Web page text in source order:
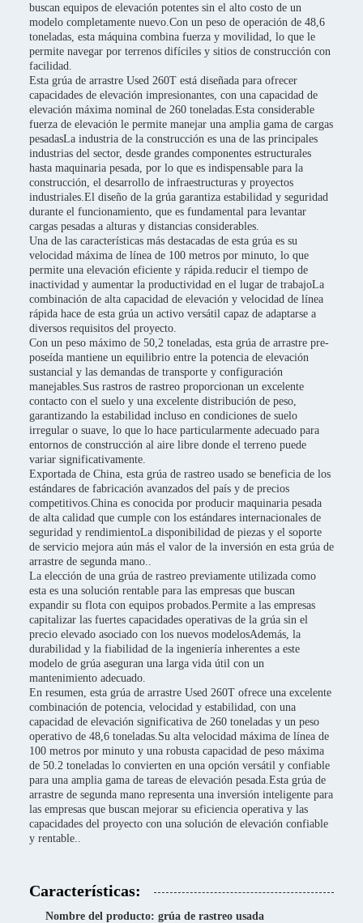
buscan equipos de elevación potentes sin el alto costo de un
modelo completamente nuevo.Con un peso de operación de 48,6
toneladas, esta máquina combina fuerza y movilidad, lo que le
permite navegar por terrenos difíciles y sitios de construcción con
facilidad.
Esta grúa de arrastre Used 260T está diseñada para ofrecer
capacidades de elevación impresionantes, con una capacidad de
elevación máxima nominal de 260 toneladas.Esta considerable
fuerza de elevación le permite manejar una amplia gama de cargas
pesadasLa industria de la construcción es una de las principales
industrias del sector, desde grandes componentes estructurales
hasta maquinaria pesada, por lo que es indispensable para la
construcción, el desarrollo de infraestructuras y proyectos
industriales.El diseño de la grúa garantiza estabilidad y seguridad
durante el funcionamiento, que es fundamental para levantar
cargas pesadas a alturas y distancias considerables.
Una de las características más destacadas de esta grúa es su
velocidad máxima de línea de 100 metros por minuto, lo que
permite una elevación eficiente y rápida.reducir el tiempo de
inactividad y aumentar la productividad en el lugar de trabajoLa
combinación de alta capacidad de elevación y velocidad de línea
rápida hace de esta grúa un activo versátil capaz de adaptarse a
diversos requisitos del proyecto.
Con un peso máximo de 50,2 toneladas, esta grúa de arrastre pre-
poseída mantiene un equilibrio entre la potencia de elevación
sustancial y las demandas de transporte y configuración
manejables.Sus rastros de rastreo proporcionan un excelente
contacto con el suelo y una excelente distribución de peso,
garantizando la estabilidad incluso en condiciones de suelo
irregular o suave, lo que lo hace particularmente adecuado para
entornos de construcción al aire libre donde el terreno puede
variar significativamente.
Exportada de China, esta grúa de rastreo usado se beneficia de los
estándares de fabricación avanzados del país y de precios
competitivos.China es conocida por producir maquinaria pesada
de alta calidad que cumple con los estándares internacionales de
seguridad y rendimientoLa disponibilidad de piezas y el soporte
de servicio mejora aún más el valor de la inversión en esta grúa de
arrastre de segunda mano..
La elección de una grúa de rastreo previamente utilizada como
esta es una solución rentable para las empresas que buscan
expandir su flota con equipos probados.Permite a las empresas
capitalizar las fuertes capacidades operativas de la grúa sin el
precio elevado asociado con los nuevos modelosAdemás, la
durabilidad y la fiabilidad de la ingeniería inherentes a este
modelo de grúa aseguran una larga vida útil con un
mantenimiento adecuado.
En resumen, esta grúa de arrastre Used 260T ofrece una excelente
combinación de potencia, velocidad y estabilidad, con una
capacidad de elevación significativa de 260 toneladas y un peso
operativo de 48,6 toneladas.Su alta velocidad máxima de línea de
100 metros por minuto y una robusta capacidad de peso máxima
de 50.2 toneladas lo convierten en una opción versátil y confiable
para una amplia gama de tareas de elevación pesada.Esta grúa de
arrastre de segunda mano representa una inversión inteligente para
las empresas que buscan mejorar su eficiencia operativa y las
capacidades del proyecto con una solución de elevación confiable
y rentable..
Características:
Nombre del producto: grúa de rastreo usada